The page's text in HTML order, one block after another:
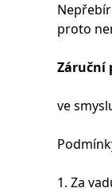
proto
Záruční
ve
1. Za